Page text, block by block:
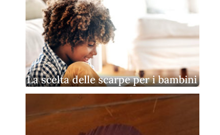
La scelta delle scarpe per i bambini